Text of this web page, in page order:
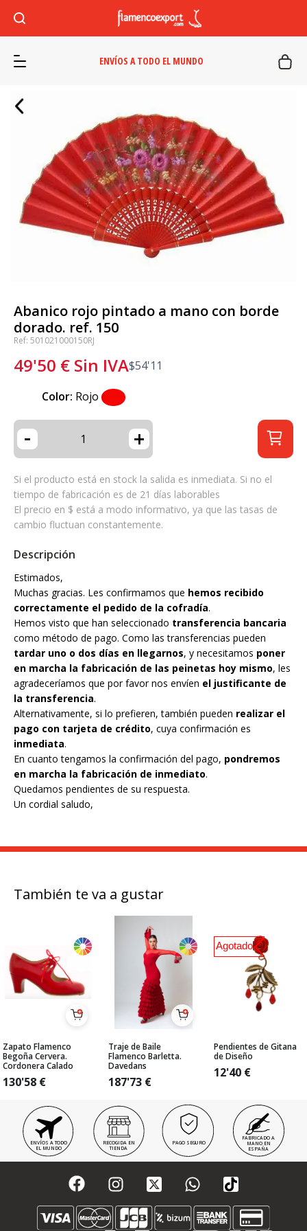
ENVÍOS A TODO EL MUNDO
Abanico rojo pintado a mano con borde
dorado. ref. 150
Ref: 501021000150RJ
49'50 € Sin IVA$54'11
Color: Rojo
- +
Si el producto está en stock la salida es inmediata. Si no el
tiempo de fabricación es de 21 días laborables
El precio en $ está a modo informativo, ya que las tasas de
cambio fluctuan constantemente.
Descripción
Estimados,
Muchas gracias. Les confirmamos que hemos recibido
correctamente el pedido de la cofradía.
Hemos visto que han seleccionado transferencia bancaria
como método de pago. Como las transferencias pueden
tardar uno o dos días en llegarnos, y necesitamos poner
en marcha la fabricación de las peinetas hoy mismo, les
agradeceríamos que por favor nos envíen el justificante de
la transferencia.
Alternativamente, si lo prefieren, también pueden realizar el
pago con tarjeta de crédito, cuya confirmación es
inmediata.
En cuanto tengamos la confirmación del pago, pondremos
en marcha la fabricación de inmediato.
Quedamos pendientes de su respuesta.
Un cordial saludo,
También te va a gustar
Zapato Flamenco
Begoña Cervera.
Cordonera Calado
130'58 €
Traje de Baile
Flamenco Barletta.
Davedans
187'73 €
Pendientes de Gitana
de Diseño
12'40 €
Agotado
ENVÍOS A TODO
EL MUNDO
RECOGIDA EN
TIENDA
PAGO SEGURO
FABRICADO A
MANO EN
ESPAÑA